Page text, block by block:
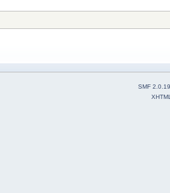
SMF 2.0.19